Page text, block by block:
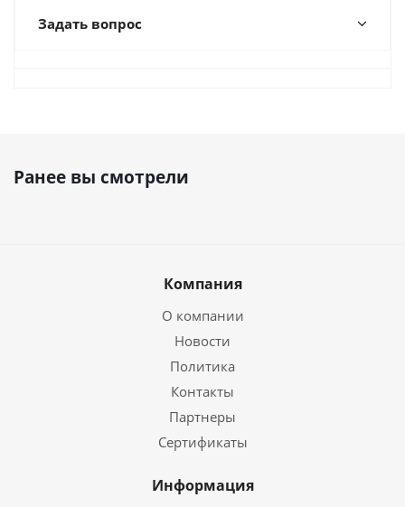
Задать вопрос
Ранее вы смотрели
Компания
О компании
Новости
Политика
Контакты
Партнеры
Сертификаты
Информация